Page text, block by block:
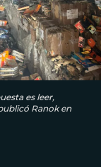
es leer,
Ranok en